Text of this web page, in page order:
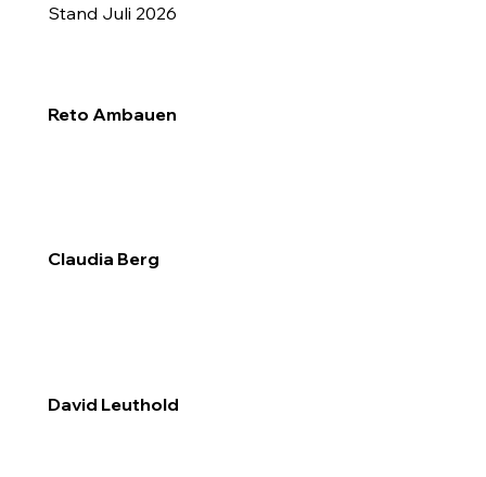
Reto Ambauen
Claudia Berg
David Leuthold
Stand Juli 2026